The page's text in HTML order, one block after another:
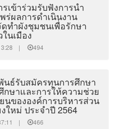
เข้าร่วมรับฟังการนำ
ร่ผลการดำเนินงาน
ทำผังชุมชนเพื่อรักษา
นเมือง
| 494
นธ์รับสมัครทุนการศึกษา
กษาและการให้ความช่วย
นขององค์การบริหารส่วน
ใหม่ ประจำปี 2564
| 466